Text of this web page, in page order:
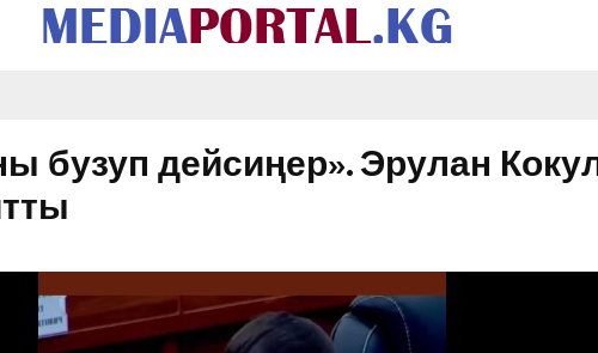
бузуп дейсиңер». Эрулан